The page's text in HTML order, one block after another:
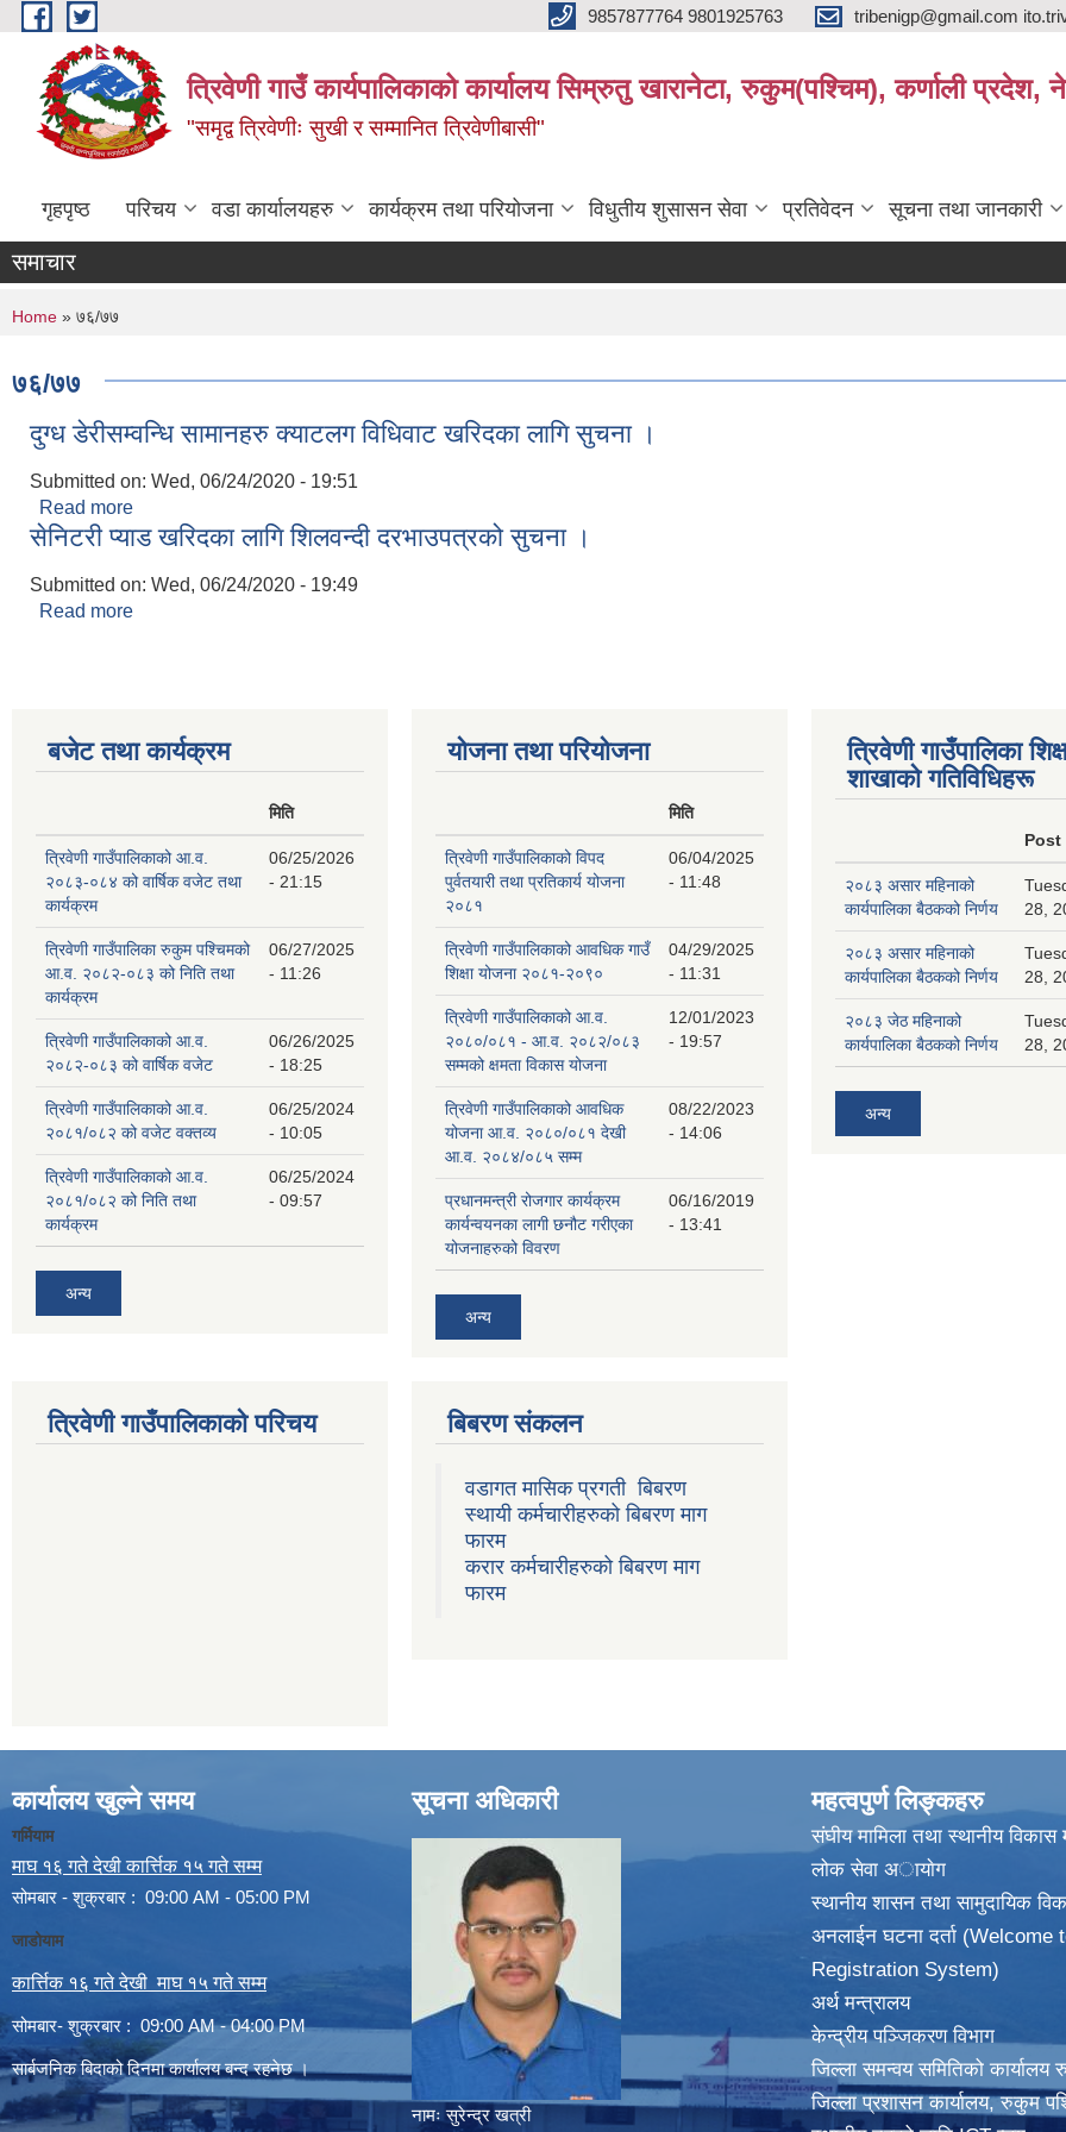
Skip to main content 9857877764 9801925763 tribenigp@gmail.com
त्रिवेणी गाउँ कार्यपालिकाको कार्यालय सिम्रुतु खारानेटा, रुकुम(पश्‍चिम), कर्णाली प्रदेश,
"समृद्व त्रिवेणीः सुखी र सम्मानित त्रिवेणीबासी"
गृहपृष्ठ परिचय वडा कार्यालयहरु कार्यक्रम तथा परियोजना विधुतीय शुसासन सेवा प्रतिवेदन सूचना तथा जानकारी
समाचार
You are here
Home » ७६/७७
७६/७७
दुग्ध डेरीसम्वन्धि सामानहरु क्याटलग विधिवाट खरिदका लागि सुचना ।
Submitted on: Wed, 06/24/2020 - 19:51
Read more
सेनिटरी प्याड खरिदका लागि शिलवन्दी दरभाउपत्रको सुचना ।
Submitted on: Wed, 06/24/2020 - 19:49
Read more
बजेट तथा कार्यक्रम
मिति
त्रिवेणी गाउँपालिकाको आ.व.
२०८३-०८४ को वार्षिक वजेट तथा
कार्यक्रम
06/25/2026
- 21:15
त्रिवेणी गाउँपालिका रुकुम पश्‍चिमको
आ.व. २०८२-०८३ को निति तथा
कार्यक्रम
06/27/2025
- 11:26
त्रिवेणी गाउँपालिकाको आ.व.
२०८२-०८३ को वार्षिक वजेट
06/26/2025
- 18:25
त्रिवेणी गाउँपालिकाको आ.व.
२०८१/०८२ को वजेट वक्तव्य
06/25/2024
- 10:05
त्रिवेणी गाउँपालिकाको आ.व.
२०८१/०८२ को निति तथा
कार्यक्रम
06/25/2024
- 09:57
अन्य
योजना तथा परियोजना
मिति
त्रिवेणी गाउँपालिकाको विपद
पुर्वतयारी तथा प्रतिकार्य योजना
२०८१
06/04/2025
- 11:48
त्रिवेणी गाउँपालिकाको आवधिक गाउँ
शिक्षा योजना २०८१-२०९०
04/29/2025
- 11:31
त्रिवेणी गाउँपालिकाको आ.व.
२०८०/०८१ - आ.व. २०८२/०८३
सम्मको क्षमता विकास योजना
12/01/2023
- 19:57
त्रिवेणी गाउँपालिकाको आवधिक
योजना आ.व. २०८०/०८१ देखी
आ.व. २०८४/०८५ सम्म
08/22/2023
- 14:06
प्रधानमन्त्री रोजगार कार्यक्रम
कार्यन्वयनका लागी छनौट गरीएका
योजनाहरुको विवरण
06/16/2019
- 13:41
अन्य
त्रिवेणी गाउँपालिका
शाखाकाे गतिविधिहरू
Post
२०८३ असार महिनाको
कार्यपालिका बैठकको निर्णय
28,
२०८३ असार महिनाको
कार्यपालिका बैठकको निर्णय
28,
२०८३ जेठ महिनाको
कार्यपालिका बैठकको निर्णय
28,
अन्य
त्रिवेणी गाउँपालिकाको परिचय बिबरण संकलन
वडागत मासिक प्रगती बिबरण
स्थायी कर्मचारीहरुको बिबरण माग
फारम
करार कर्मचारीहरुको बिबरण माग
फारम
कार्यालय खुल्ने समय
गर्मियाम
माघ १६ गते देखी कार्त्तिक १५ गते सम्म
सोमबार - शुक्रबार : 09:00 AM - 05:00 PM
जाडोयाम
कार्त्तिक १६ गते देखी माघ १५ गते सम्म
सोमबार- शुक्रबार : 09:00 AM - 04:00 PM
सार्बजनिक बिदाको दिनमा कार्यालय बन्द रहनेछ ।
सूचना अधिकारी
नामः सुरेन्द्र खत्री
महत्वपुर्ण लिङ्कहरु
संघीय मामिला तथा स्थानीय विकास
लोक सेवा अायाेग
स्थानीय शासन तथा सामुदायिक
अनलाईन घटना दर्ता
Registration System)
अर्थ मन्त्रालय
केन्द्रीय पञ्जिकरण विभाग
जिल्ला समन्वय समितिको कार्यालय
जिल्ला प्रशासन कार्यालय, रुकुम